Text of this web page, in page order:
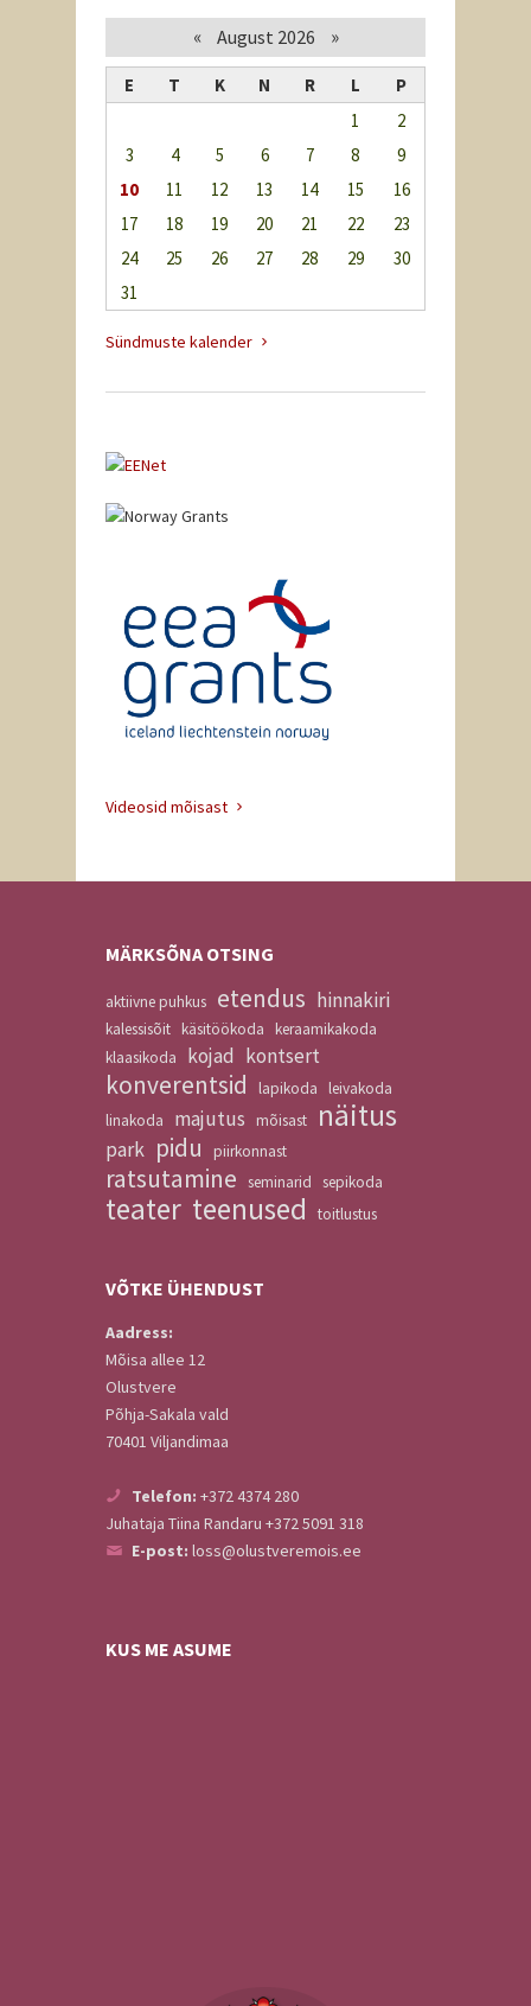
« August 2026 »
E T K N R L
P
1
2
3
4 5 6 7 8
9
10
11 12 13 14 15
16
17
18 19 20 21 22
23
24
25 26 27 28 29
30
31
Sündmuste kalender
Videosid mõisast
MÄRKSÕNA OTSING
aktiivne puhkus etendus hinnakiri
kalessisõit käsitöökoda keraamikakoda
klaasikoda
kojad kontsert
konverentsid lapikoda leivakoda
linakoda
majutus mõisast näitus
park pidu piirkonnast
ratsutamine seminarid sepikoda
teater teenused toitlustus
VÕTKE ÜHENDUST
Aadress:
Mõisa allee 12
Olustvere
Põhja-Sakala vald
70401 Viljandimaa
Telefon: +372 4374 280
Juhataja Tiina Randaru +372 5091 318
E-post: loss@olustveremois.ee
KUS ME ASUME